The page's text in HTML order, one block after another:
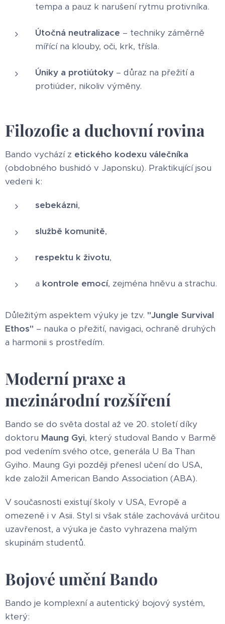
tempa a pauz k narušení rytmu protivníka.
Útočná neutralizace – techniky záměrně
mířící na klouby, oči, krk, třísla.
Úniky a protiútoky – důraz na přežití a
protiúder, nikoliv výměny.
Filozofie a duchovní rovina
Bando vychází z etického kodexu válečníka
(obdobného bushidó v Japonsku). Praktikující jsou
vedeni k:
sebekázni,
službě komunitě,
respektu k životu,
a kontrole emocí, zejména hněvu a strachu.
Důležitým aspektem výuky je tzv. "Jungle Survival
Ethos" – nauka o přežití, navigaci, ochraně druhých
a harmonii s prostředím.
Moderní praxe a
mezinárodní rozšíření
Bando se do světa dostal až ve 20. století díky
doktoru Maung Gyi, který studoval Bando v Barmě
pod vedením svého otce, generála U Ba Than
Gyiho. Maung Gyi později přenesl učení do USA,
kde založil American Bando Association (ABA).
V současnosti existují školy v USA, Evropě a
omezeně i v Asii. Styl si však stále zachovává určitou
uzavřenost, a výuka je často vyhrazena malým
skupinám studentů.
Bojové umění Bando
Bando je komplexní a autentický bojový systém,
který: